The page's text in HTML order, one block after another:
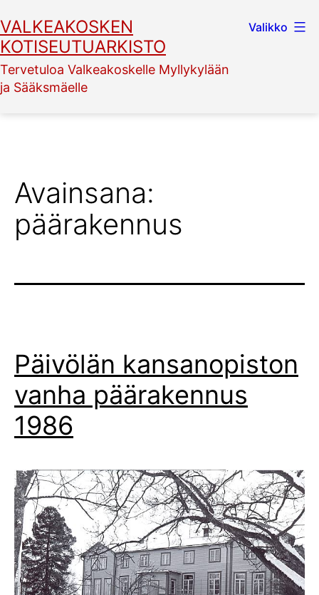
sisältöön
VALKEAKOSKEN
KOTISEUTUARKISTO
Tervetuloa Valkeakoskelle Myllykylään
ja Sääksmäelle
Valikko
Avainsana:
päärakennus
Päivölän kansanopiston
vanha päärakennus
1986